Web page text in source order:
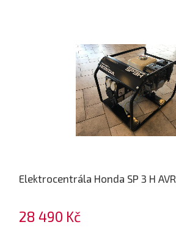
Elektrocentrála Honda SP 3 H AVR
28 490 Kč